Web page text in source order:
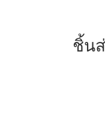
ชิ้น